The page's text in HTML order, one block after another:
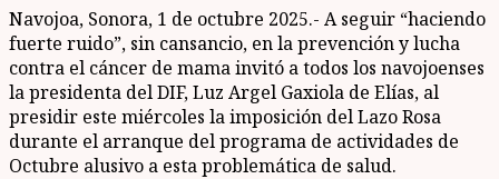
Navojoa, Sonora, 1 de octubre 2025.- A seguir “haciendo
fuerte ruido”, sin cansancio, en la prevención y lucha
contra el cáncer de mama invitó a todos los navojoenses
la presidenta del DIF, Luz Argel Gaxiola de Elías, al
presidir este miércoles la imposición del Lazo Rosa
durante el arranque del programa de actividades de
Octubre alusivo a esta problemática de salud.